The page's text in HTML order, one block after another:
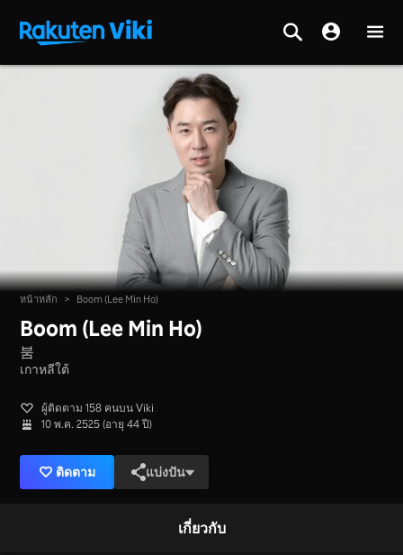
หน้าหลัก > Boom (Lee Min Ho)
Boom (Lee Min Ho)
붐
เกาหลีใต้
ผู้ติดตาม 158 คนบน Viki
10 พ.ค. 2525 (อายุ 44 ปี)
ติดตาม แบ่งปัน
เกี่ยวกับ